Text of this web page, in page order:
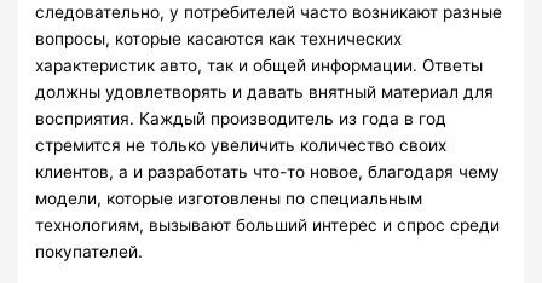
следовательно, у потребителей часто возникают разные
вопросы, которые касаются как технических
характеристик авто, так и общей информации. Ответы
должны удовлетворять и давать внятный материал для
восприятия. Каждый производитель из года в год
стремится не только увеличить количество своих
клиентов, а и разработать что-то новое, благодаря чему
модели, которые изготовлены по специальным
технологиям, вызывают больший интерес и спрос среди
покупателей.